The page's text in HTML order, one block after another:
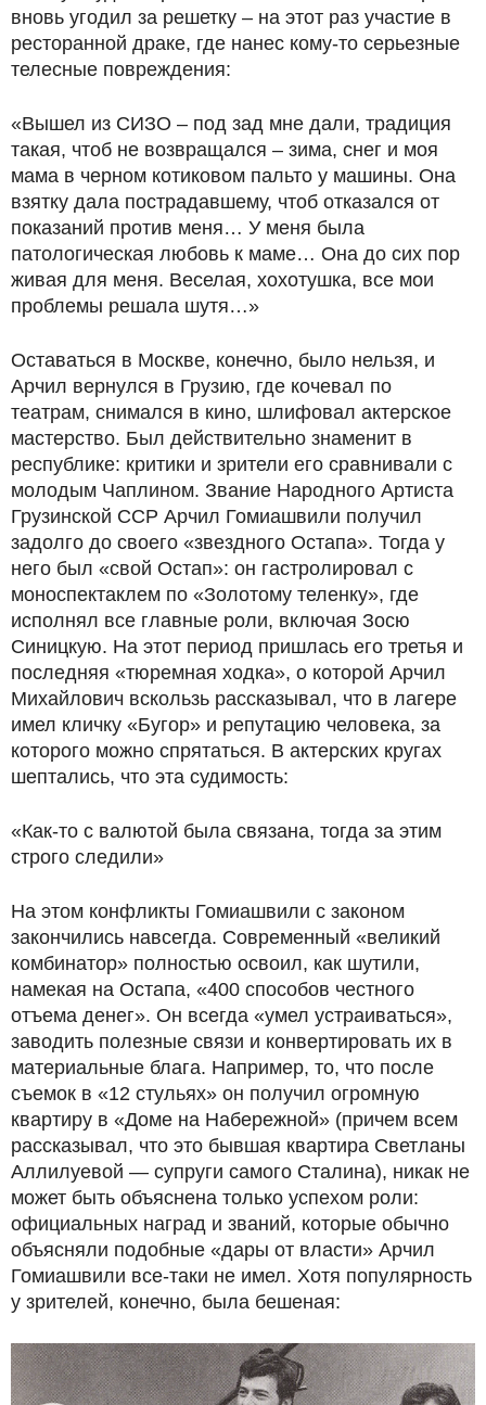
вновь угодил за решетку – на этот раз участие в
ресторанной драке, где нанес кому-то серьезные
телесные повреждения:
«Вышел из СИЗО – под зад мне дали, традиция
такая, чтоб не возвращался – зима, снег и моя
мама в черном котиковом пальто у машины. Она
взятку дала пострадавшему, чтоб отказался от
показаний против меня… У меня была
патологическая любовь к маме… Она до сих пор
живая для меня. Веселая, хохотушка, все мои
проблемы решала шутя…»
Оставаться в Москве, конечно, было нельзя, и
Арчил вернулся в Грузию, где кочевал по
театрам, снимался в кино, шлифовал актерское
мастерство. Был действительно знаменит в
республике: критики и зрители его сравнивали с
молодым Чаплином. Звание Народного Артиста
Грузинской ССР Арчил Гомиашвили получил
задолго до своего «звездного Остапа». Тогда у
него был «свой Остап»: он гастролировал с
моноспектаклем по «Золотому теленку», где
исполнял все главные роли, включая Зосю
Синицкую. На этот период пришлась его третья и
последняя «тюремная ходка», о которой Арчил
Михайлович вскользь рассказывал, что в лагере
имел кличку «Бугор» и репутацию человека, за
которого можно спрятаться. В актерских кругах
шептались, что эта судимость:
«Как-то с валютой была связана, тогда за этим
строго следили»
На этом конфликты Гомиашвили с законом
закончились навсегда. Современный «великий
комбинатор» полностью освоил, как шутили,
намекая на Остапа, «400 способов честного
отъема денег». Он всегда «умел устраиваться»,
заводить полезные связи и конвертировать их в
материальные блага. Например, то, что после
съемок в «12 стульях» он получил огромную
квартиру в «Доме на Набережной» (причем всем
рассказывал, что это бывшая квартира Светланы
Аллилуевой — супруги самого Сталина), никак не
может быть объяснена только успехом роли:
официальных наград и званий, которые обычно
объясняли подобные «дары от власти» Арчил
Гомиашвили все-таки не имел. Хотя популярность
у зрителей, конечно, была бешеная: